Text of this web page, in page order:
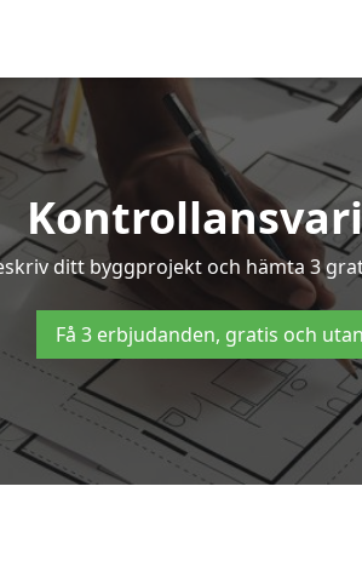
ditt byggprojekt och hämta 3
Få 3 erbjudanden, gratis och